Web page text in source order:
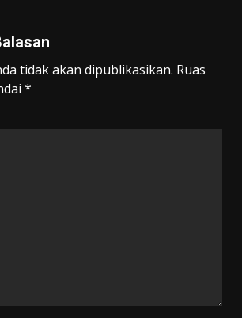
tidak akan dipublikasikan. Ruas
*